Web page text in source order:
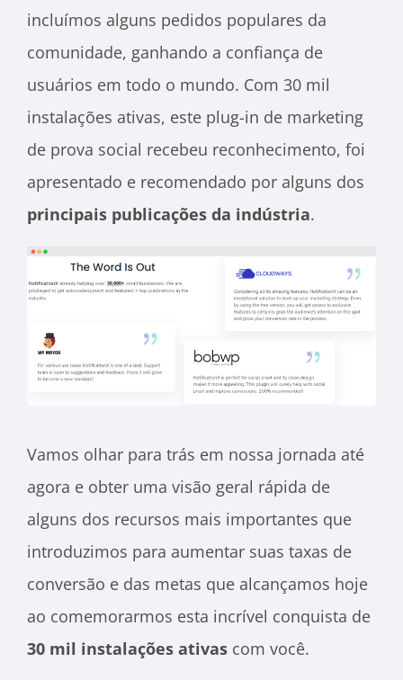
incluímos alguns pedidos populares da
comunidade, ganhando a confiança de
usuários em todo o mundo. Com 30 mil
instalações ativas, este plug-in de marketing
de prova social recebeu reconhecimento, foi
apresentado e recomendado por alguns dos
principais publicações da indústria.
Vamos olhar para trás em nossa jornada até
agora e obter uma visão geral rápida de
alguns dos recursos mais importantes que
introduzimos para aumentar suas taxas de
conversão e das metas que alcançamos hoje
ao comemorarmos esta incrível conquista de
30 mil instalações ativas com você.